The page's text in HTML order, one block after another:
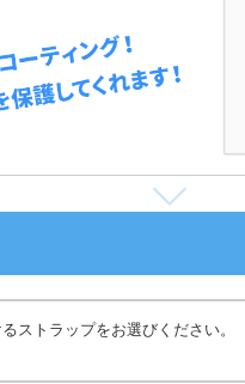
ストラップをお選びください。